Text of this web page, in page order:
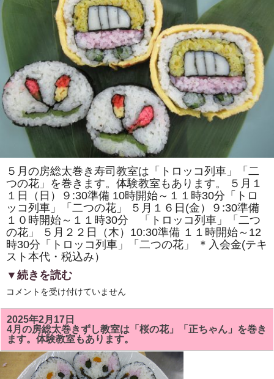
マ
ン
風」
「ス
ズ
ラ
ン」
を
巻
き
験
教
室
も
あ
り
ま
す。
は
５月の房総太巻き寿司教室は「トロッコ列車」「二
つの花」を巻きます。体験教室もあります。 ５月１
１日（日）９:30準備 10時開始～１１時30分「トロ
ッコ列車」「二つの花」 ５月１６日(金）９:30準備
１０時開始～１１時30分 「トロッコ列車」「二つ
の花」 ５月２２日（木）10:30準備 １１時開始～12
時30分「トロッコ列車」「二つの花」 ＊入会金(テキ
スト本代・税込み）
▼続きを読む
5
の
房
総
太
巻
き
し
コメントを受け付けていません
2025年2月17日
4月の房総太巻きずし教室は「桜の花」「正ちゃん」を巻き
ます。体験教室もあります。